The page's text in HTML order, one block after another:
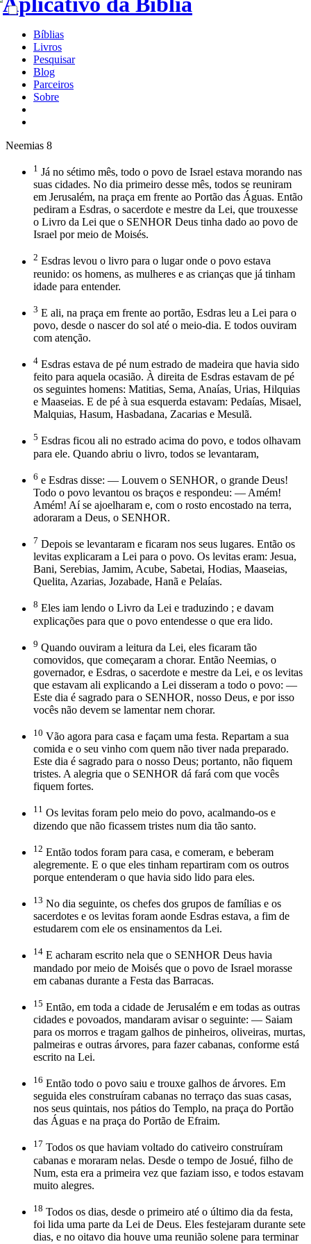
Bíblias
Livros
Pesquisar
Blog
Parceiros
Sobre
Neemias 8
1 Já no sétimo mês, todo o povo de Israel estava morando nas
suas cidades. No dia primeiro desse mês, todos se reuniram
em Jerusalém, na praça em frente ao Portão das Águas. Então
pediram a Esdras, o sacerdote e mestre da Lei, que trouxesse
o Livro da Lei que o SENHOR Deus tinha dado ao povo de
Israel por meio de Moisés.
2 Esdras levou o livro para o lugar onde o povo estava
reunido: os homens, as mulheres e as crianças que já tinham
idade para entender.
3 E ali, na praça em frente ao portão, Esdras leu a Lei para o
povo, desde o nascer do sol até o meio-dia. E todos ouviram
com atenção.
4 Esdras estava de pé num estrado de madeira que havia sido
feito para aquela ocasião. À direita de Esdras estavam de pé
os seguintes homens: Matitias, Sema, Anaías, Urias, Hilquias
e Maaseias. E de pé à sua esquerda estavam: Pedaías, Misael,
Malquias, Hasum, Hasbadana, Zacarias e Mesulã.
5 Esdras ficou ali no estrado acima do povo, e todos olhavam
para ele. Quando abriu o livro, todos se levantaram,
6 e Esdras disse: — Louvem o SENHOR, o grande Deus!
Todo o povo levantou os braços e respondeu: — Amém!
Amém! Aí se ajoelharam e, com o rosto encostado na terra,
adoraram a Deus, o SENHOR.
7 Depois se levantaram e ficaram nos seus lugares. Então os
levitas explicaram a Lei para o povo. Os levitas eram: Jesua,
Bani, Serebias, Jamim, Acube, Sabetai, Hodias, Maaseias,
Quelita, Azarias, Jozabade, Hanã e Pelaías.
8 Eles iam lendo o Livro da Lei e traduzindo ; e davam
explicações para que o povo entendesse o que era lido.
9 Quando ouviram a leitura da Lei, eles ficaram tão
comovidos, que começaram a chorar. Então Neemias, o
governador, e Esdras, o sacerdote e mestre da Lei, e os levitas
que estavam ali explicando a Lei disseram a todo o povo: —
Este dia é sagrado para o SENHOR, nosso Deus, e por isso
vocês não devem se lamentar nem chorar.
10 Vão agora para casa e façam uma festa. Repartam a sua
comida e o seu vinho com quem não tiver nada preparado.
Este dia é sagrado para o nosso Deus; portanto, não fiquem
tristes. A alegria que o SENHOR dá fará com que vocês
fiquem fortes.
11 Os levitas foram pelo meio do povo, acalmando-os e
dizendo que não ficassem tristes num dia tão santo.
12 Então todos foram para casa, e comeram, e beberam
alegremente. E o que eles tinham repartiram com os outros
porque entenderam o que havia sido lido para eles.
13 No dia seguinte, os chefes dos grupos de famílias e os
sacerdotes e os levitas foram aonde Esdras estava, a fim de
estudarem com ele os ensinamentos da Lei.
14 E acharam escrito nela que o SENHOR Deus havia
mandado por meio de Moisés que o povo de Israel morasse
em cabanas durante a Festa das Barracas.
15 Então, em toda a cidade de Jerusalém e em todas as outras
cidades e povoados, mandaram avisar o seguinte: — Saiam
para os morros e tragam galhos de pinheiros, oliveiras, murtas,
palmeiras e outras árvores, para fazer cabanas, conforme está
escrito na Lei.
16 Então todo o povo saiu e trouxe galhos de árvores. Em
seguida eles construíram cabanas no terraço das suas casas,
nos seus quintais, nos pátios do Templo, na praça do Portão
das Águas e na praça do Portão de Efraim.
17 Todos os que haviam voltado do cativeiro construíram
cabanas e moraram nelas. Desde o tempo de Josué, filho de
Num, esta era a primeira vez que faziam isso, e todos estavam
muito alegres.
18 Todos os dias, desde o primeiro até o último dia da festa,
foi lida uma parte da Lei de Deus. Eles festejaram durante sete
dias, e no oitavo dia houve uma reunião solene para terminar